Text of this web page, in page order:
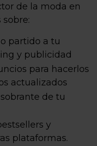
de la moda en
sobre:
partido a tu
y publicidad
para hacerlos
actualizados
de tu
y
plataformas.